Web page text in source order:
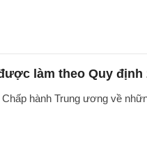
làm theo Quy định
hành Trung ương về